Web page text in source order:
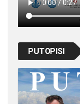
PUTOPISI